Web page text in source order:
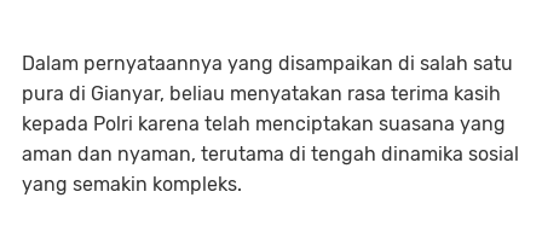
Dalam pernyataannya yang disampaikan di salah satu
pura di Gianyar, beliau menyatakan rasa terima kasih
kepada Polri karena telah menciptakan suasana yang
aman dan nyaman, terutama di tengah dinamika sosial
yang semakin kompleks.